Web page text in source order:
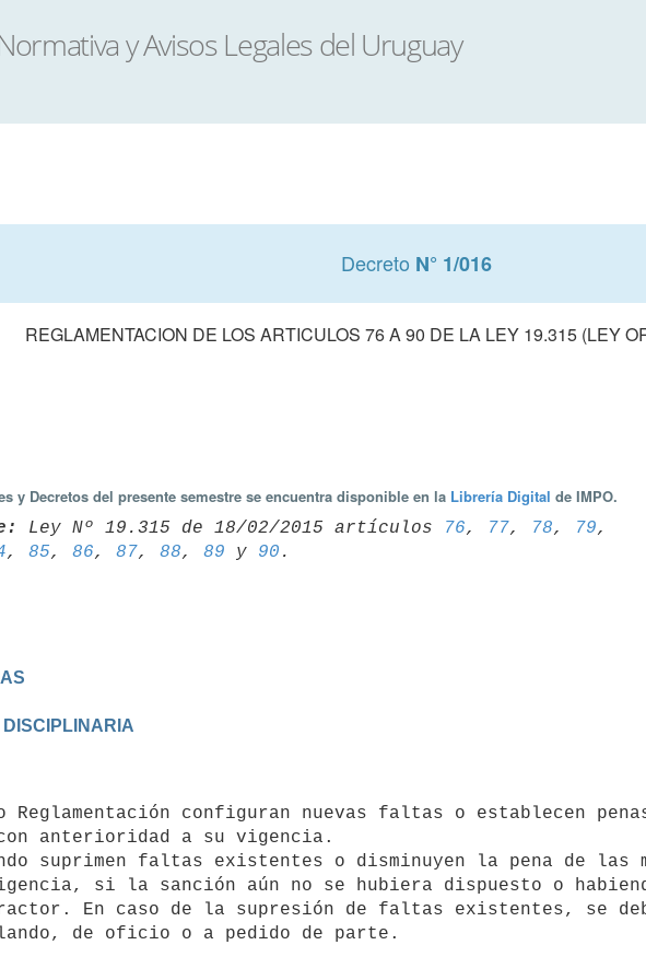
Decreto N° 1/016
REGLAMENTACION DE LOS ARTICULOS 76 A 90 DE LA LEY 19.315 (LEY
y Decretos del presente semestre se encuentra disponible en la Librería Digital de IMPO.
Ley Nº 19.315 de 18/02/2015 artículos 76, 77, 78, 79
, 85, 86, 87, 88, 89 y 90
con anterioridad a su vigencia.
si la sanción aún no se hubiera dispuesto o
En caso de la supresión de faltas existentes, se